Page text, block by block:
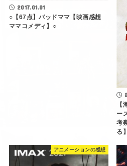
2017.01.01
○【67点】バッドママ【映画感想
ママコメディ】○
ー
考
る】
アニメーションの感想